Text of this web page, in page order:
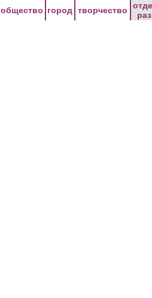
общество город творчество